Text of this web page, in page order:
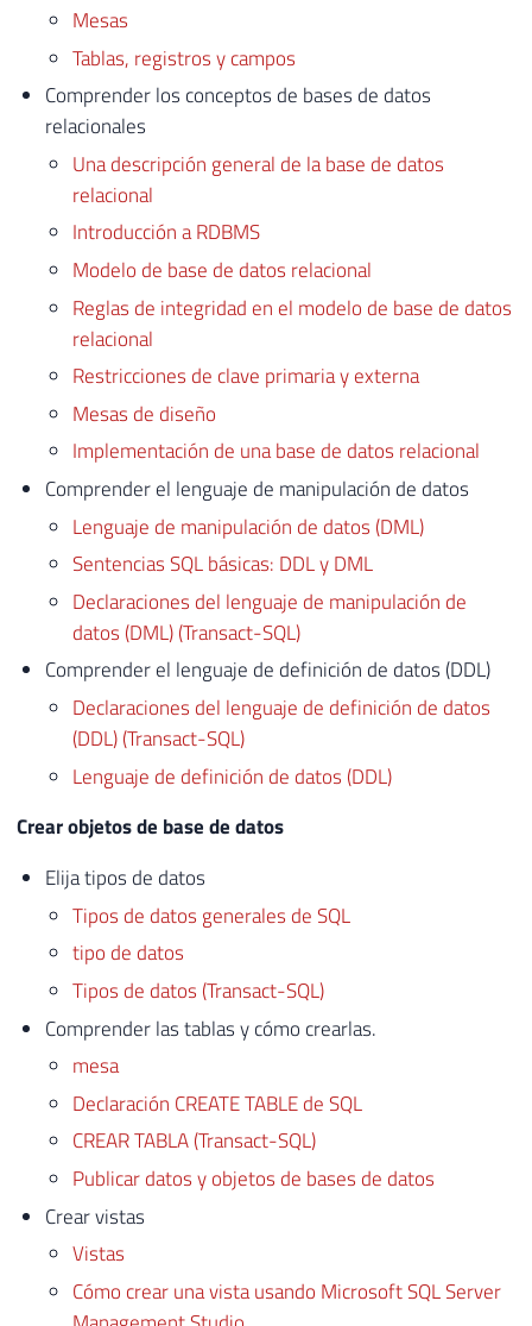
Mesas
Tablas, registros y campos
Comprender los conceptos de bases de datos
relacionales
Una descripción general de la base de datos
relacional
Introducción a RDBMS
Modelo de base de datos relacional
Reglas de integridad en el modelo de base de datos
relacional
Restricciones de clave primaria y externa
Mesas de diseño
Implementación de una base de datos relacional
Comprender el lenguaje de manipulación de datos
Lenguaje de manipulación de datos (DML)
Sentencias SQL básicas: DDL y DML
Declaraciones del lenguaje de manipulación de
datos (DML) (Transact-SQL)
Comprender el lenguaje de definición de datos (DDL)
Declaraciones del lenguaje de definición de datos
(DDL) (Transact-SQL)
Lenguaje de definición de datos (DDL)
Crear objetos de base de datos
Elija tipos de datos
Tipos de datos generales de SQL
tipo de datos
Tipos de datos (Transact-SQL)
Comprender las tablas y cómo crearlas.
mesa
Declaración CREATE TABLE de SQL
CREAR TABLA (Transact-SQL)
Publicar datos y objetos de bases de datos
Crear vistas
Vistas
Cómo crear una vista usando Microsoft SQL Server